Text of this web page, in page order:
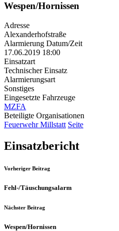
Wespen/Hornissen
Adresse
Alexanderhofstraße
Alarmierung Datum/Zeit
17.06.2019 18:00
Einsatzart
Technischer Einsatz
Alarmierungsart
Sonstiges
Eingesetzte Fahrzeuge
MZFA
Beteiligte Organisationen
Feuerwehr Millstatt Seite
Einsatzbericht
Vorheriger Beitrag
Fehl-/Täuschungsalarm
Nächster Beitrag
Wespen/Hornissen